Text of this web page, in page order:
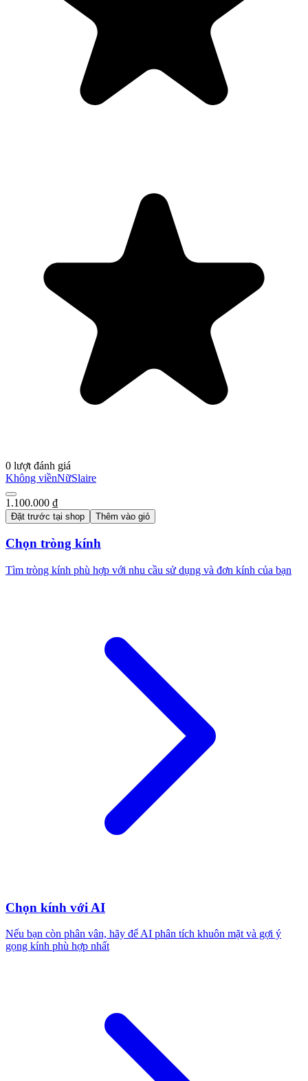
0 lượt đánh giá
Không viềnNữSlaire
1.100.000 ₫
Đặt trước tại shop Thêm vào giỏ
Chọn tròng kính
Tìm tròng kính phù hợp với nhu cầu sử dụng và đơn kính của bạn
Chọn kính với AI
Nếu bạn còn phân vân, hãy để AI phân tích khuôn mặt và gợi ý
gọng kính phù hợp nhất